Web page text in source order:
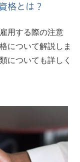
格とは？
用する際の注意
について解説しま
についても詳しく